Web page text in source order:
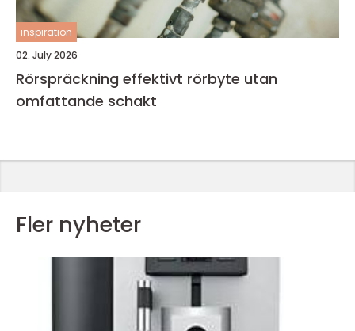
inspiration
02. July 2026
Rörspräckning effektivt rörbyte utan
omfattande schakt
Fler nyheter